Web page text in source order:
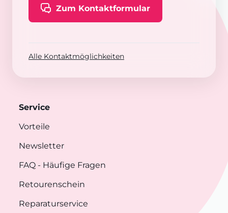
Zum Kontaktformular
Alle Kontaktmöglichkeiten
Service
Vorteile
Newsletter
FAQ - Häufige Fragen
Retourenschein
Reparaturservice